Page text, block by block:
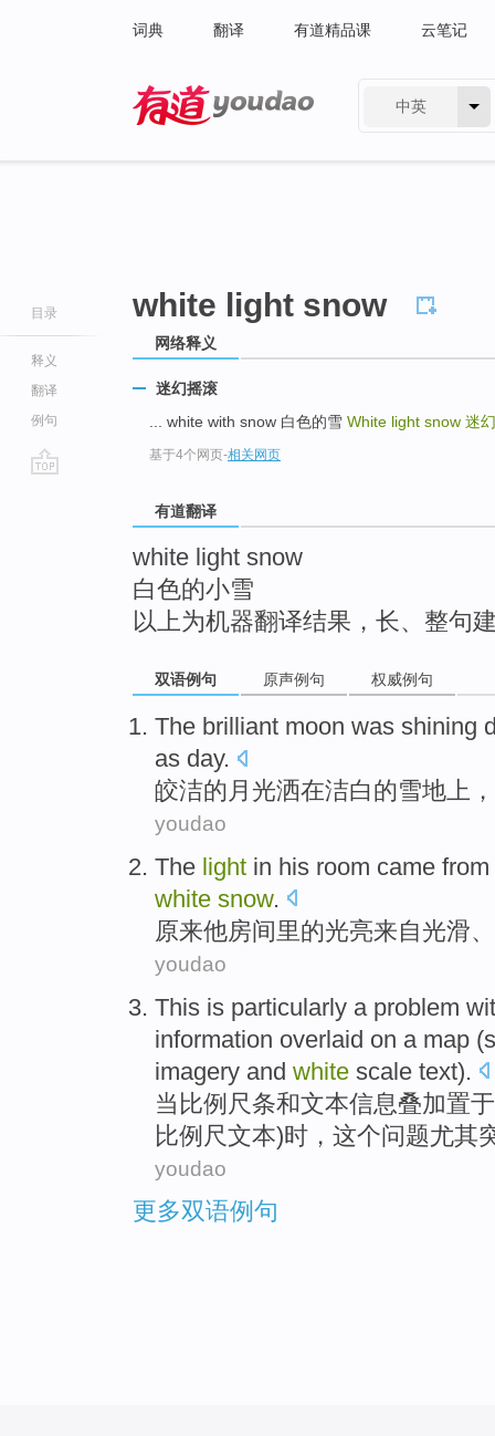
词典 翻译 有道精品课 云笔记
中英
目录
释义
翻译
例句
white light snow
网络释义
迷幻摇滚
... white with snow 白色的雪 White light snow 迷
基于4个网页-相关网页
有道翻译
white light snow
白色的小雪
以上为机器翻译结果，长、整句
双语例句 原声例句 权威例句
The brilliant moon was shining
as day.
皎洁的 月光洒在洁白 的雪地上 ，
youdao
The light in his room came from
white snow.
原来他房间里的光亮来自光滑、
youdao
This is particularly a problem
information overlaid on a map (
imagery and white scale text).
当 比例尺条和文本信息叠加置于
比例尺文本)时， 这个问题尤其
youdao
更多双语例句